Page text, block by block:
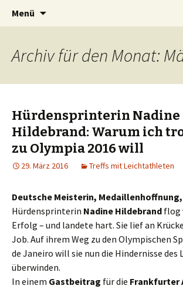
Peter Grau
Menü
Archiv für den Monat:
Hürdensprinterin Nadine
Hildebrand: Warum ich
zu Olympia 2016 will
29. März 2016 Treffs mit Leichtathleten
Deutsche Meisterin,
Hürdensprinterin Nadine Hildebrand flog
Erfolg – und landete hart. Sie lief an
Job. Auf ihrem Weg zu den Olympischen
de Janeiro will sie nun die Hindernisse des
überwinden.
In einem Gastbeitrag für die Frankfurter